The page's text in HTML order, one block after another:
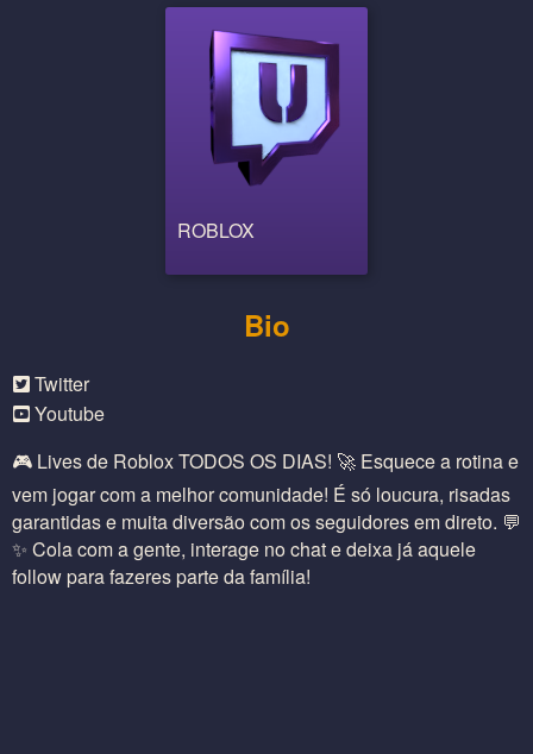
ROBLOX
Bio
Twitter
Youtube
🎮 Lives de Roblox TODOS OS DIAS! 🚀 Esquece a rotina e
vem jogar com a melhor comunidade! É só loucura, risadas
garantidas e muita diversão com os seguidores em direto. 💬
✨ Cola com a gente, interage no chat e deixa já aquele
follow para fazeres parte da família!